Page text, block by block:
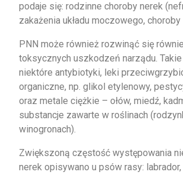
podaje się: rodzinne choroby nerek
zakażenia układu moczowego, choroby
PNN może również rozwinąć się
toksycznych uszkodzeń narządu. Takie
niektóre antybiotyki, leki
organiczne, np. glikol etylenowy,
oraz metale ciężkie – ołów, miedź,
substancje zawarte w roślinach
winogronach).
Zwiększoną częstość występowania
nerek opisywano u psów rasy: